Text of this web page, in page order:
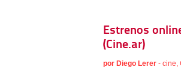
Estrenos
(Cine.ar)
por Diego Lerer - cine,